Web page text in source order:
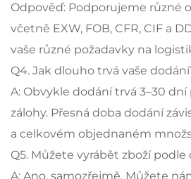
Odpověď: Podporujeme různé
včetně EXW, FOB, CFR, CIF a
vaše různé požadavky na
Q4. Jak dlouho trvá vaše
A: Obvykle dodání trvá 3–30
zálohy. Přesná doba dodání
a celkovém objednaném
Q5. Můžete vyrábět zboží
A: Ano, samozřejmě. Můžete